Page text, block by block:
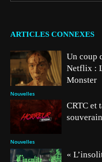
ARTICLES CONNEXES
Nouvelles
Un coup
Netflix :
Monster
Nouvelles
CRTC et
«